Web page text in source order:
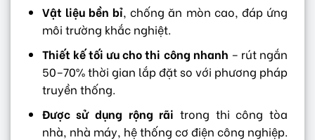
Vật liệu bền bỉ, chống ăn mòn cao, đáp ứng
môi trường khắc nghiệt.
Thiết kế tối ưu cho thi công nhanh – rút ngắn
50–70% thời gian lắp đặt so với phương pháp
truyền thống.
Được sử dụng rộng rãi trong thi công tòa
nhà, nhà máy, hệ thống cơ điện công nghiệp.